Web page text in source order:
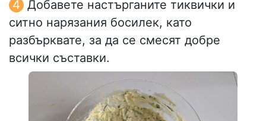
Добавете настърганите тиквички и
ситно нарязания босилек, като
разбърквате, за да се смесят добре
всички съставки.